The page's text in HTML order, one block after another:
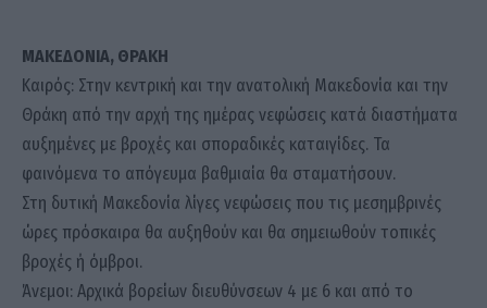
ΜΑΚΕΔΟΝΙΑ, ΘΡΑΚΗ
Καιρός: Στην κεντρική και την ανατολική Μακεδονία και την
Θράκη από την αρχή της ημέρας νεφώσεις κατά διαστήματα
αυξημένες με βροχές και σποραδικές καταιγίδες. Τα
φαινόμενα το απόγευμα βαθμιαία θα σταματήσουν.
Στη δυτική Μακεδονία λίγες νεφώσεις που τις μεσημβρινές
ώρες πρόσκαιρα θα αυξηθούν και θα σημειωθούν τοπικές
βροχές ή όμβροι.
Άνεμοι: Αρχικά βορείων διευθύνσεων 4 με 6 και από το